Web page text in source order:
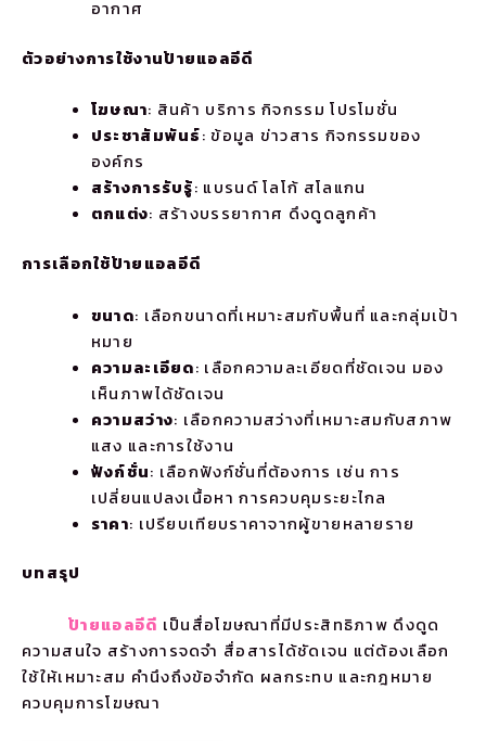
อากาศ
ตัวอย่างการใช้งานป้ายแอลอีดี
โฆษณา: สินค้า บริการ กิจกรรม โปรโมชั่น
ประชาสัมพันธ์: ข้อมูล ข่าวสาร กิจกรรมของ
องค์กร
สร้างการรับรู้: แบรนด์ โลโก้ สโลแกน
ตกแต่ง: สร้างบรรยากาศ ดึงดูดลูกค้า
การเลือกใช้ป้ายแอลอีดี
ขนาด: เลือกขนาดที่เหมาะสมกับพื้นที่ และกลุ่มเป้า
หมาย
ความละเอียด: เลือกความละเอียดที่ชัดเจน มอง
เห็นภาพได้ชัดเจน
ความสว่าง: เลือกความสว่างที่เหมาะสมกับสภาพ
แสง และการใช้งาน
ฟังก์ชั่น: เลือกฟังก์ชั่นที่ต้องการ เช่น การ
เปลี่ยนแปลงเนื้อหา การควบคุมระยะไกล
ราคา: เปรียบเทียบราคาจากผู้ขายหลายราย
บทสรุป
ป้ายแอลอีดี เป็นสื่อโฆษณาที่มีประสิทธิภาพ ดึงดูด
ความสนใจ สร้างการจดจำ สื่อสารได้ชัดเจน แต่ต้องเลือก
ใช้ให้เหมาะสม คำนึงถึงข้อจำกัด ผลกระทบ และกฎหมาย
ควบคุมการโฆษณา